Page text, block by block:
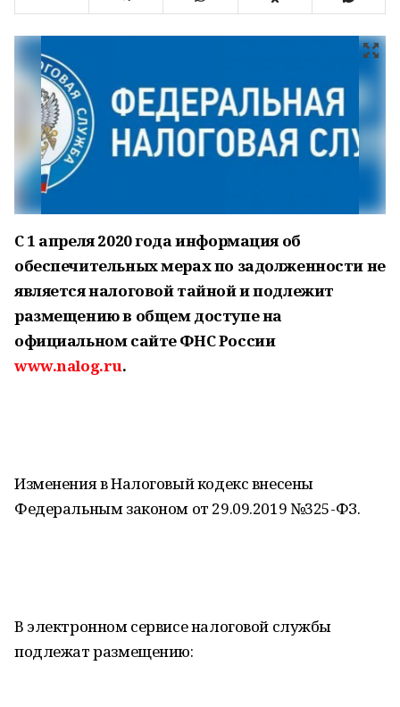
С 1 апреля 2020 года информация об
обеспечительных мерах по задолженности не
является налоговой тайной и подлежит
размещению в общем доступе на
официальном сайте ФНС России
www.nalog.ru.
Изменения в Налоговый кодекс внесены
Федеральным законом от 29.09.2019 №325-ФЗ.
В электронном сервисе налоговой службы
подлежат размещению: